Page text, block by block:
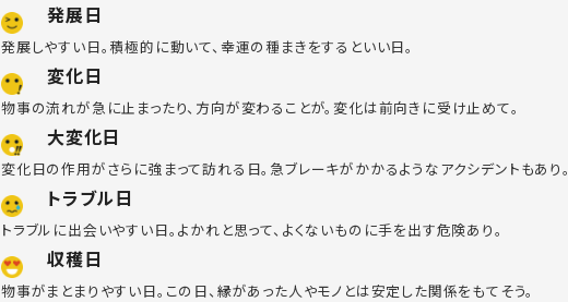
発展日
発展しやすい日。積極的に動いて、幸運の種まきをするといい日。
変化日
物事の流れが急に止まったり、方向が変わることが。変化は前向きに受け止めて。
大変化日
変化日の作用がさらに強まって訪れる日。急ブレーキがかかるようなアクシデントもあり。
トラブル日
トラブルに出会いやすい日。よかれと思って、よくないものに手を出す危険あり。
収穫日
物事がまとまりやすい日。この日、縁があった人やモノとは安定した関係をもてそう。